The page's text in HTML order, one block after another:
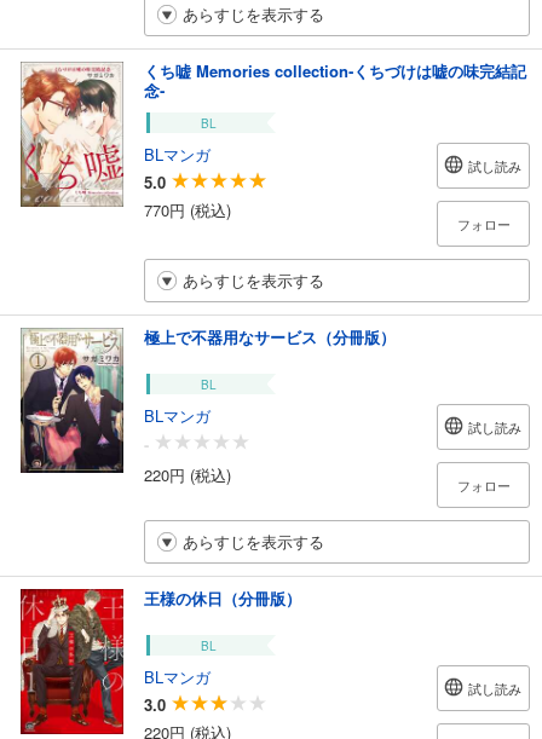
あらすじを表示する
くち嘘 Memories collection‐くちづけは嘘の味完結記
念‐
BL
BLマンガ
5.0
770円 (税込)
試し読み
フォロー
あらすじを表示する
極上で不器用なサービス（分冊版）
BL
BLマンガ
-
220円 (税込)
試し読み
フォロー
あらすじを表示する
王様の休日（分冊版）
BL
BLマンガ
3.0
220円 (税込)
試し読み